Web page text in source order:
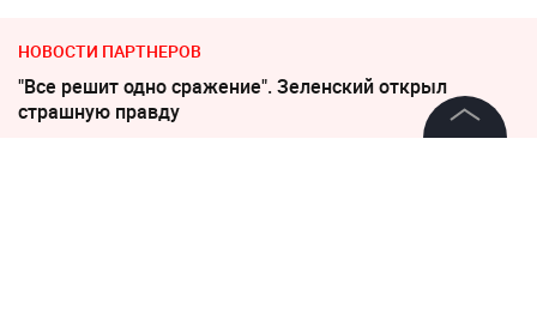
НОВОСТИ ПАРТНЕРОВ
"Все решит одно сражение". Зеленский открыл
страшную правду